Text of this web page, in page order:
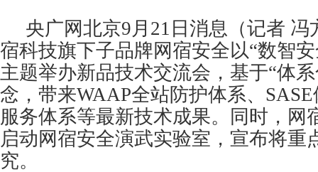
央广网北京9月21日消息（记者 冯
宿科技旗下子品牌网宿安全以“数智
主题举办新品技术交流会，基于“体
念，带来WAAP全站防护体系、
服务体系等最新技术成果。同时，网
启动网宿安全演武实验室，宣布将重
究。